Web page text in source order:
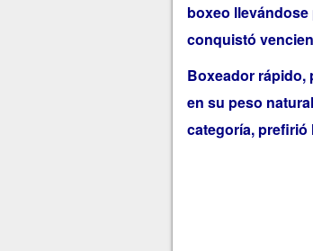
boxeo
conquistó
Boxeador rápido,
en su peso
categoría, prefirió